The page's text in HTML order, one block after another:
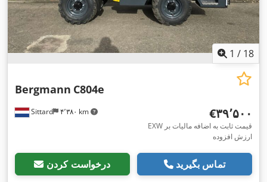
1 / 18
Sittard ۴٬۳۸۰ km
Bergmann C804e
‎€۳۹٬۵۰۰
EXW قیمت ثابت به اضافه مالیات بر
ارزش افزوده
درخواست کردن تماس بگیرید